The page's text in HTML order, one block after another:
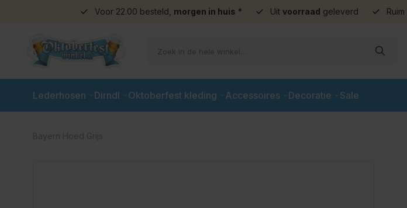
Voor 22.00 besteld, morgen in huis * Uit voorraad geleverd Ruim
Lederhosen Dirndl Oktoberfest kleding Accessoires Decoratie Sale
Bayern Hoed Grijs